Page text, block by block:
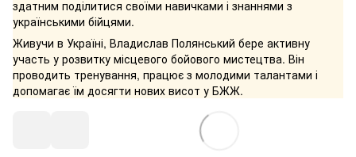
здатним поділитися своїми навичками і знаннями з
українськими бійцями.
Живучи в Україні, Владислав Полянський бере активну
участь у розвитку місцевого бойового мистецтва. Він
проводить тренування, працює з молодими талантами і
допомагає їм досягти нових висот у БЖЖ.